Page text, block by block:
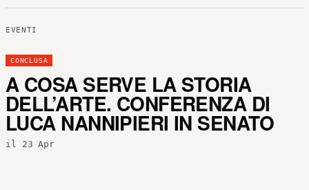
EVENTI
CONCLUSA
A COSA SERVE LA STORIA
DELL’ARTE. CONFERENZA DI
LUCA NANNIPIERI IN SENATO
il 23 Apr